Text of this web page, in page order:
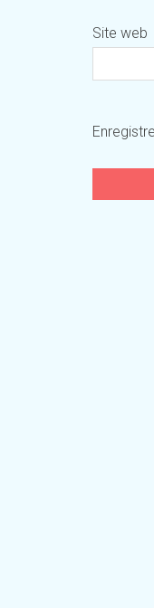
Site web